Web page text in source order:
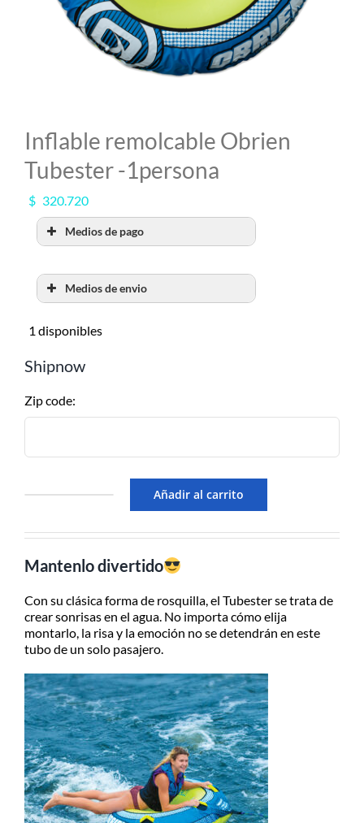
MI CUENTA
Inflable remolcable Obrien
Tubester -1persona
$ 320.720
Medios de pago
Medios de envio
ROOM
Retiralo en nuestro Show Room en
– de Lu/Vier de 9-17hs
EN EL DÍA – MOTO
MENSAJERÍA
Para recibirlo en el día solicitarlo
recargo día de lluvia, Previo
Whatsapp.
ENVÍOS A TODO EL PAÍS
Consultá el costo con tu código
postal en el producto a comprar
Despachamos dentro de las 24hs
de realizada la compra. Recibilo de
2 a 5 días.
1 disponibles
Shipnow
Zip code:
Inflable
Obrien
-1persona
Añadir al carrito
Mantenlo divertido
Con su clásica forma de rosquilla, el Tubester se trata de
crear sonrisas en el agua. No importa cómo elija
montarlo, la risa y la emoción no se detendrán en este
tubo de un solo pasajero.